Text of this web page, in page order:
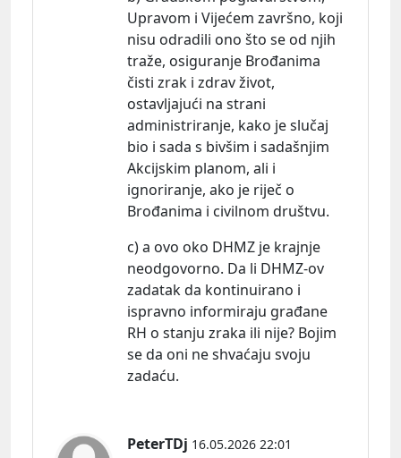
Upravom i Vijećem završno, koji
nisu odradili ono što se od njih
traže, osiguranje Brođanima
čisti zrak i zdrav život,
ostavljajući na strani
administriranje, kako je slučaj
bio i sada s bivšim i sadašnjim
Akcijskim planom, ali i
ignoriranje, ako je riječ o
Brođanima i civilnom društvu.
c) a ovo oko DHMZ je krajnje
neodgovorno. Da li DHMZ-ov
zadatak da kontinuirano i
ispravno informiraju građane
RH o stanju zraka ili nije? Bojim
se da oni ne shvaćaju svoju
zadaću.
PeterTDj 16.05.2026 22:01